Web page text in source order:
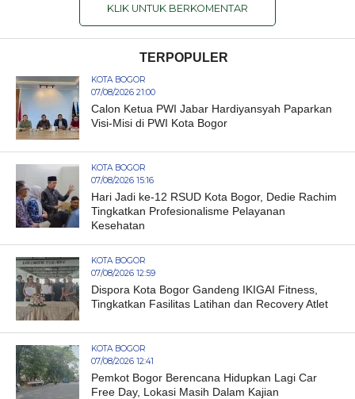
KLIK UNTUK BERKOMENTAR
TERPOPULER
KOTA BOGOR
07/08/2026 21:00
Calon Ketua PWI Jabar Hardiyansyah Paparkan
Visi-Misi di PWI Kota Bogor
KOTA BOGOR
07/08/2026 15:16
Hari Jadi ke-12 RSUD Kota Bogor, Dedie Rachim
Tingkatkan Profesionalisme Pelayanan
Kesehatan
KOTA BOGOR
07/08/2026 12:59
Dispora Kota Bogor Gandeng IKIGAI Fitness,
Tingkatkan Fasilitas Latihan dan Recovery Atlet
KOTA BOGOR
07/08/2026 12:41
Pemkot Bogor Berencana Hidupkan Lagi Car
Free Day, Lokasi Masih Dalam Kajian